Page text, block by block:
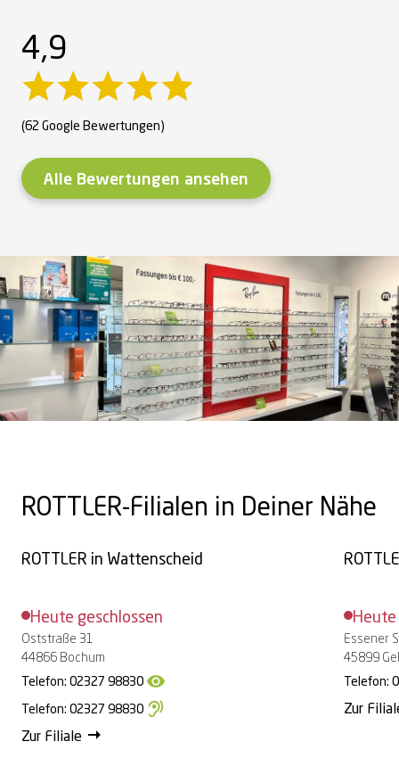
4,9
(62 Google Bewertungen)
Alle Bewertungen ansehen
ROTTLER-Filialen in Deiner Nähe
ROTTLER in Wattenscheid
Heute geschlossen
Oststraße 31
44866 Bochum
Telefon: 02327 98830
Telefon: 02327 98830
Zur Filiale
Heute
Essener
45899
Telefon:
Zur